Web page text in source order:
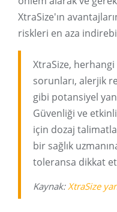
XtraSize'ın
riskleri en aza
XtraSize,
sorunları, alerjik
gibi potansiyel
Güvenliği ve
için dozaj
bir sağlık
toleransa dikkat
Kaynak:XtraSize